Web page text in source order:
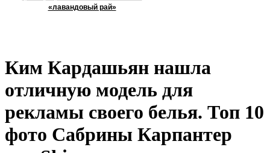
«лавандовый рай»
Ким Кардашьян нашла
отличную модель для
рекламы своего белья. Топ 10
фото Сабрины Карпантер